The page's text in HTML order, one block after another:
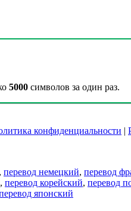
5000 символов за один раз.
конфиденциальности |
, перевод немецкий, перевод
, перевод корейский, перевод
японский